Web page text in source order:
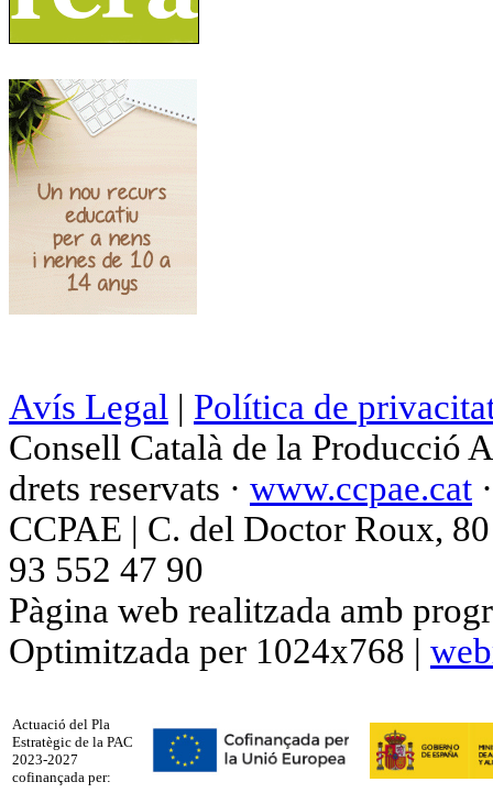
Avís Legal | Política de
Consell Català de la Producció
drets reservats · www.ccpae.cat
CCPAE | C. del Doctor Roux,
93 552 47 90
Pàgina web realitzada amb
Optimitzada per 1024x768 |
Actuació del Pla
Estratègic de la PAC
2023-2027
cofinançada per: